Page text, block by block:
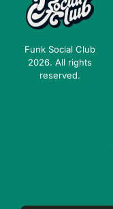
Funk Social Club
2026. All rights
reserved.